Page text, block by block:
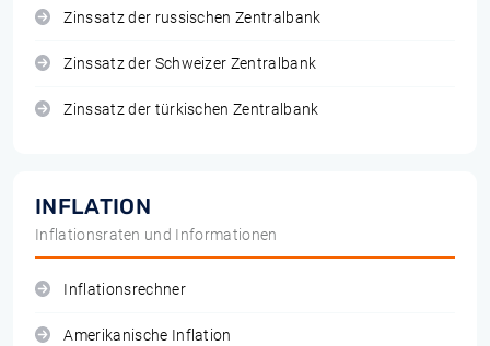
Zinssatz der russischen Zentralbank
Zinssatz der Schweizer Zentralbank
Zinssatz der türkischen Zentralbank
INFLATION
Inflationsraten und Informationen
Inflationsrechner
Amerikanische Inflation